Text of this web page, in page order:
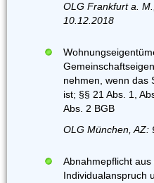
OLG Frankfurt a.
10.12.2018
nehmen, wenn das
ist; §§ 21 Abs. 1,
Abs. 2 BGB
OLG München, AZ:
Abnahmepflicht
Individualanspruch